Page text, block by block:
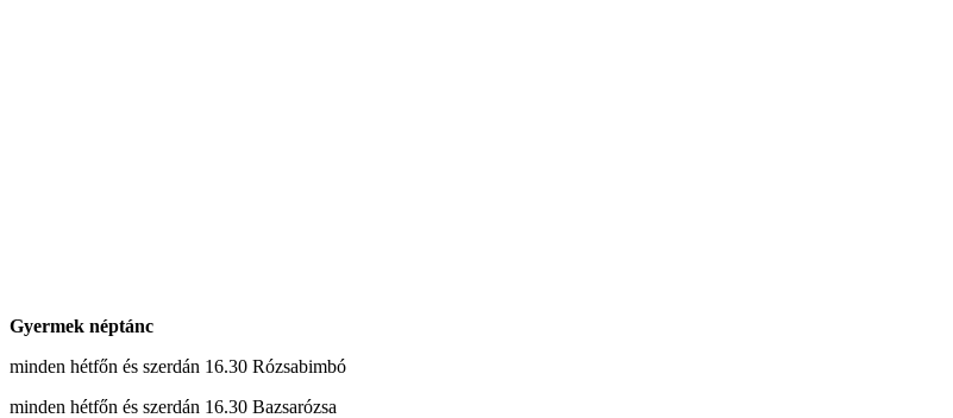
Gyermek néptánc
minden hétfőn és szerdán 16.30 Rózsabimbó
minden hétfőn és szerdán 16.30 Bazsarózsa